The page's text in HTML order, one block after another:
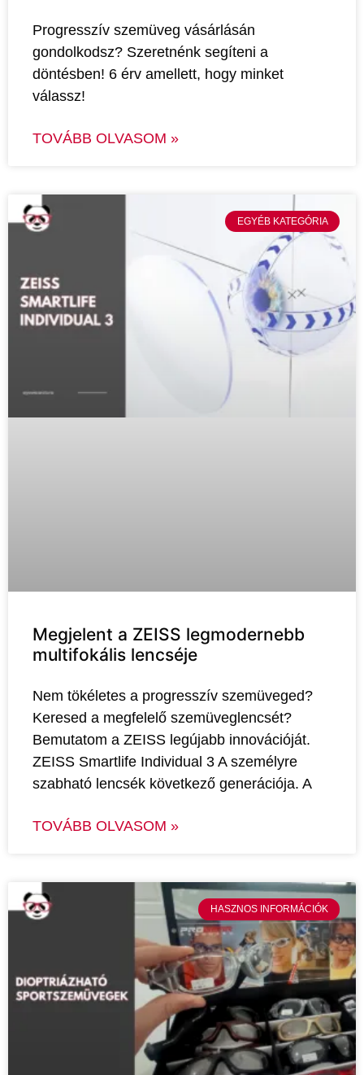
Progresszív szemüveg vásárlásán
gondolkodsz? Szeretnénk segíteni a
döntésben! 6 érv amellett, hogy minket
válassz!
TOVÁBB OLVASOM »
EGYÉB KATEGÓRIA
Megjelent a ZEISS legmodernebb
multifokális lencséje
Nem tökéletes a progresszív szemüveged?
Keresed a megfelelő szemüveglencsét?
Bemutatom a ZEISS legújabb innovációját.
ZEISS Smartlife Individual 3 A személyre
szabható lencsék következő generációja. A
TOVÁBB OLVASOM »
HASZNOS INFORMÁCIÓK